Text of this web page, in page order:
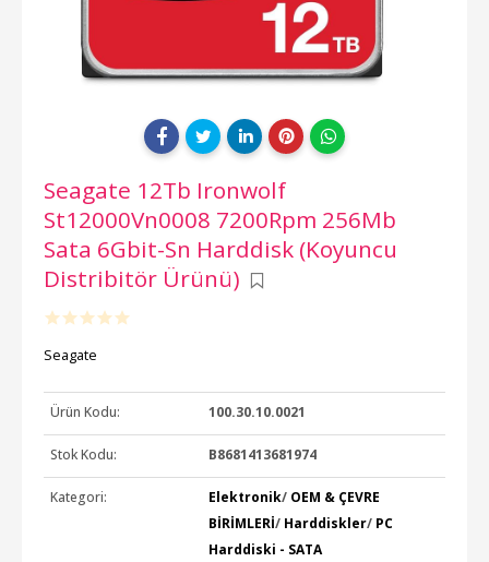
Seagate 12Tb Ironwolf
St12000Vn0008 7200Rpm 256Mb
Sata 6Gbit-Sn Harddisk (Koyuncu
Distribitör Ürünü)
Seagate
Ürün Kodu: 100.30.10.0021
Stok Kodu: B8681413681974
Kategori: Elektronik/ OEM & ÇEVRE
BİRİMLERİ/ Harddiskler/ PC
Harddiski - SATA